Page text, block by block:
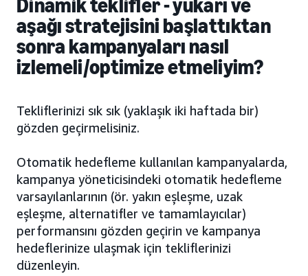
Dinamik teklifler - yukarı ve
aşağı stratejisini başlattıktan
sonra kampanyaları nasıl
izlemeli/optimize etmeliyim?
Tekliflerinizi sık sık (yaklaşık iki haftada bir)
gözden geçirmelisiniz.
Otomatik hedefleme kullanılan kampanyalarda,
kampanya yöneticisindeki otomatik hedefleme
varsayılanlarının (ör. yakın eşleşme, uzak
eşleşme, alternatifler ve tamamlayıcılar)
performansını gözden geçirin ve kampanya
hedeflerinize ulaşmak için tekliflerinizi
düzenleyin.